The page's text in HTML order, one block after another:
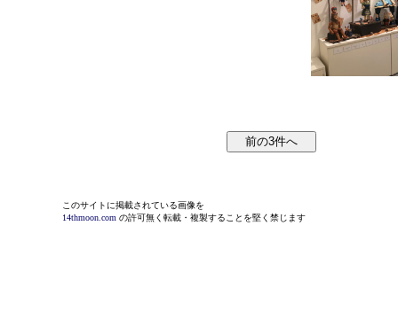
このサイトに掲載されている画像を
14thmoon.com の許可無く転載・複製することを堅く禁じます